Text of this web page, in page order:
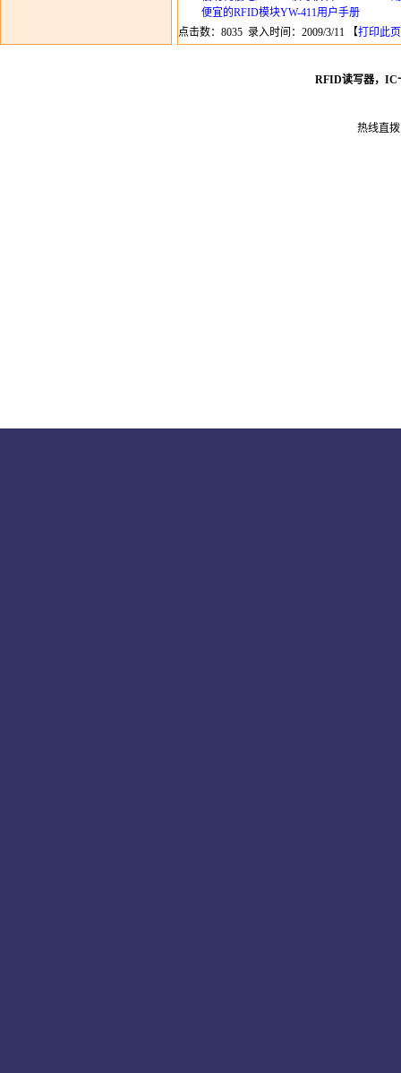
便宜的RFID模块YW-411用户手册
点击数：8035 录入时间：2009/3/11 【打印此页
RFID读写器，IC
热线直拨